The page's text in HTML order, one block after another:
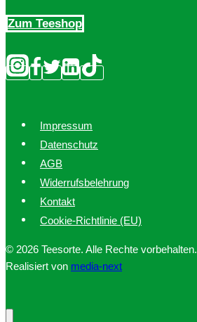
Zum Teeshop
Impressum
Datenschutz
AGB
Widerrufsbelehrung
Kontakt
Cookie-Richtlinie (EU)
© 2026 Teesorte. Alle Rechte vorbehalten.
Realisiert von media-next